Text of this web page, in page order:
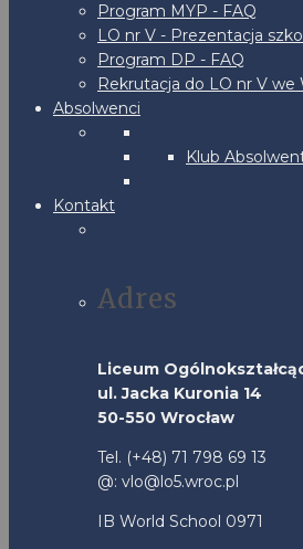
Program MYP - FAQ
LO nr V - Prezentacja
Program DP - FAQ
Rekrutacja do LO nr V we
Absolwenci
Klub
Kontakt
Adres
Liceum
ul. Jacka Kuronia 14
50-550 Wrocław
Tel. (+48) 71 798 69 13
@: vlo@lo5.wroc.pl
IB World School 0971